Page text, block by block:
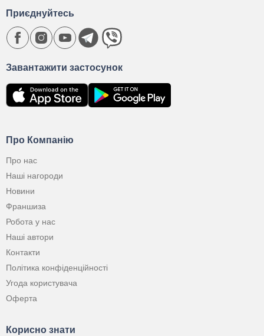
Про Компанію
Про нас
Наші нагороди
Новини
Франшиза
Робота у нас
Наші автори
Контакти
Політика конфіденційності
Угода користувача
Оферта
Корисно знати
Завантажити застосунок
Приєднуйтесь